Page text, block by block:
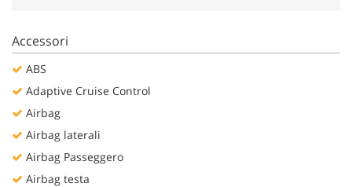
Accessori
ABS
Adaptive Cruise Control
Airbag
Airbag laterali
Airbag Passeggero
Airbag testa